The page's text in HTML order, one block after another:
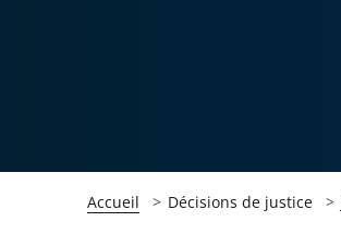
Accueil Décisions de justice